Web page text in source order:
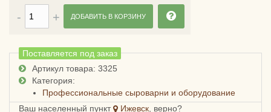
Поставляется под заказ
Артикул товара: 3325
Категория:
Профессиональные сыроварни и оборудование
Ваш населенный пункт
Ижевск , верно?
ДОБАВИТЬ В КОРЗИНУ